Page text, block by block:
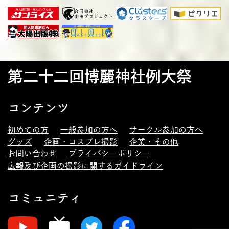
第二十二回博麗神社例大祭
コンテンツ
初めての方 一般参加の方へ
サークル参加の方へ
グッズ
企画・コスプレ撮影
企業・その他
お問い合わせ
プライバシーポリシー
広報及び企画の撮影に関するガイドライン
コミュニティ